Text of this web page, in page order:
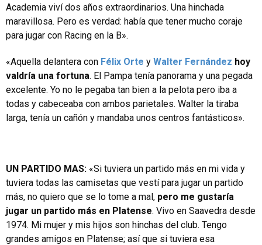
Academia viví dos años extraordinarios. Una hinchada
maravillosa. Pero es verdad: había que tener mucho coraje
para jugar con Racing en la B».
«Aquella delantera con Félix Orte y Walter Fernández hoy
valdría una fortuna. El Pampa tenía panorama y una pegada
excelente. Yo no le pegaba tan bien a la pelota pero iba a
todas y cabeceaba con ambos parietales. Walter la tiraba
larga, tenía un cañón y mandaba unos centros fantásticos».
UN PARTIDO MAS: «Si tuviera un partido más en mi vida y
tuviera todas las camisetas que vestí para jugar un partido
más, no quiero que se lo tome a mal, pero me gustaría
jugar un partido más en Platense. Vivo en Saavedra desde
1974. Mi mujer y mis hijos son hinchas del club. Tengo
grandes amigos en Platense; así que si tuviera esa